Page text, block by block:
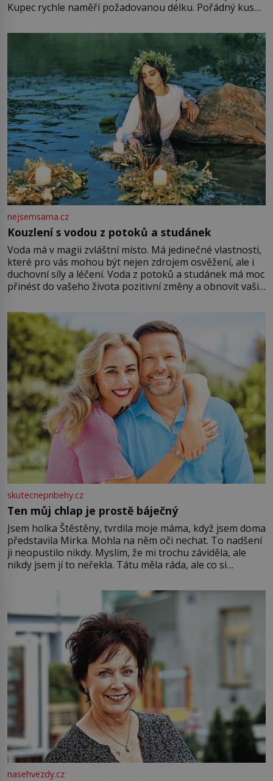
Kupec rychle naměří požadovanou délku. Pořádný kus
milostpaní. Stačí jenom na sukni,“ zhodnotí švadlena
množství růžového mušelínu. „Ošidili vás, podívejte.“
nejsemsama.cz
Kouzlení s vodou z potoků a studánek
Voda má v magii zvláštní místo. Má jedinečné vlastnosti,
které pro vás mohou být nejen zdrojem osvěžení, ale i
duchovní síly a léčení. Voda z potoků a studánek má moc
přinést do vašeho života pozitivní změny a obnovit vaši
můžete obohatit své rituály a přinést do svého života
větší harmonii a klid. Je důležité
skutecnepribehy.cz
Ten můj chlap je prostě báječný
Jsem holka Štěstěny, tvrdila moje máma, když jsem doma
představila Mirka. Mohla na něm oči nechat. To nadšení
ji neopustilo nikdy. Myslím, že mi trochu záviděla, ale
nikdy jsem jí to neřekla. Tátu měla ráda, ale co si
Jsme spolu moc rádi Tehdy byla jiná doba, když
nasehvezdy.cz